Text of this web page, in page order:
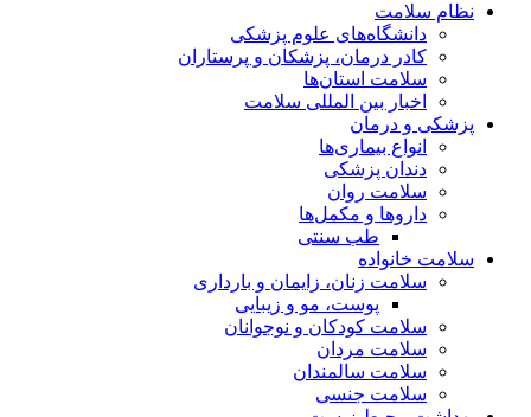
نظام سلامت
دانشگاه‌های علوم پزشکی
کادر درمان، پزشکان و پرستاران
سلامت استان‌ها
اخبار بین المللی سلامت
پزشکی و درمان
انواع بیماری‌ها
دندان پزشکی
سلامت روان
داروها و مکمل‌ها
طب سنتی
سلامت خانواده
سلامت زنان، زایمان و بارداری
پوست، مو و زیبایی
سلامت کودکان و نوجوانان
سلامت مردان
سلامت سالمندان
سلامت جنسی